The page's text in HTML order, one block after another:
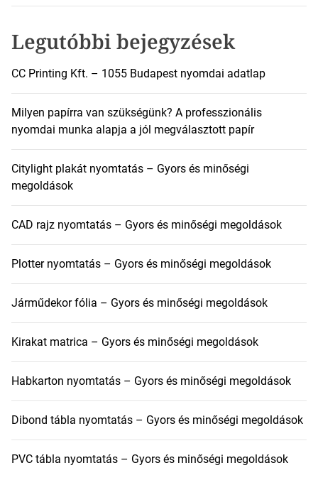
Legutóbbi bejegyzések
CC Printing Kft. – 1055 Budapest nyomdai adatlap
Milyen papírra van szükségünk? A professzionális
nyomdai munka alapja a jól megválasztott papír
Citylight plakát nyomtatás – Gyors és minőségi
megoldások
CAD rajz nyomtatás – Gyors és minőségi megoldások
Plotter nyomtatás – Gyors és minőségi megoldások
Járműdekor fólia – Gyors és minőségi megoldások
Kirakat matrica – Gyors és minőségi megoldások
Habkarton nyomtatás – Gyors és minőségi megoldások
Dibond tábla nyomtatás – Gyors és minőségi megoldások
PVC tábla nyomtatás – Gyors és minőségi megoldások